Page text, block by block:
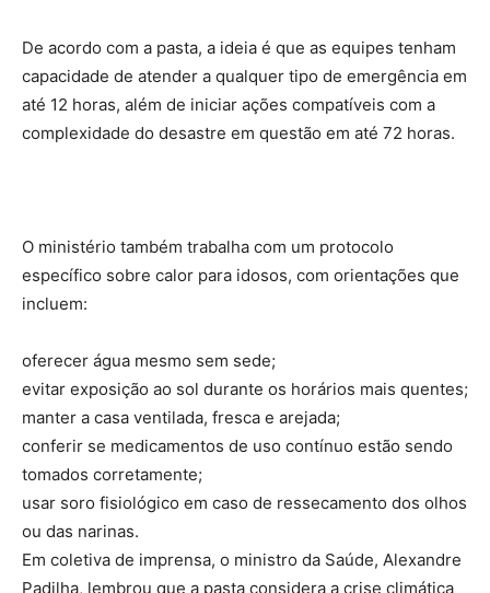
De acordo com a pasta, a ideia é que as equipes tenham
capacidade de atender a qualquer tipo de emergência em
até 12 horas, além de iniciar ações compatíveis com a
complexidade do desastre em questão em até 72 horas.
O ministério também trabalha com um protocolo
específico sobre calor para idosos, com orientações que
incluem:
oferecer água mesmo sem sede;
evitar exposição ao sol durante os horários mais quentes;
manter a casa ventilada, fresca e arejada;
conferir se medicamentos de uso contínuo estão sendo
tomados corretamente;
usar soro fisiológico em caso de ressecamento dos olhos
ou das narinas.
Em coletiva de imprensa, o ministro da Saúde, Alexandre
Padilha, lembrou que a pasta considera a crise climática